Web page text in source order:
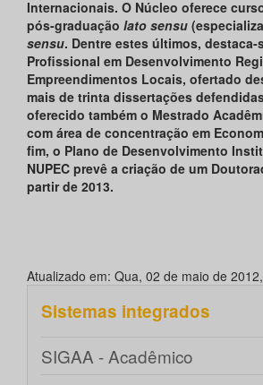
Internacionais. O Núcleo oferece
pós-graduação lato sensu
sensu. Dentre estes últimos, destaca-
Profissional em Desenvolvimento
Empreendimentos Locais, ofertado
mais de trinta dissertações
oferecido também o Mestrado
com área de concentração em
fim, o Plano de Desenvolvimento
NUPEC prevê a criação de um
partir de 2013.
Atualizado em: Qua, 02 de maio de
Sistemas integrados
SIGAA - Acadêmico